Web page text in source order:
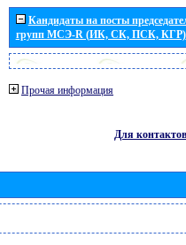
Кандидаты на посты
групп МСЭ-R (ИК, СК, ПСК, КГР)
Прочая информация
Для контактов